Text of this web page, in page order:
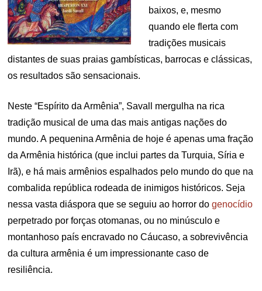
baixos, e, mesmo
quando ele flerta com
tradições musicais
distantes de suas praias gambísticas, barrocas e clássicas,
os resultados são sensacionais.
Neste “Espírito da Armênia”, Savall mergulha na rica
tradição musical de uma das mais antigas nações do
mundo. A pequenina Armênia de hoje é apenas uma fração
da Armênia histórica (que inclui partes da Turquia, Síria e
Irã), e há mais armênios espalhados pelo mundo do que na
combalida república rodeada de inimigos históricos. Seja
nessa vasta diáspora que se seguiu ao horror dogenocídio
perpetrado por forças otomanas, ou no minúsculo e
montanhoso país encravado no Cáucaso, a sobrevivência
da cultura armênia é um impressionante caso de
resiliência.